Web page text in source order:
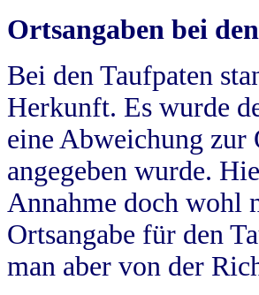
Ortsangaben bei
Bei den Taufpaten
Herkunft. Es wurde
eine Abweichung zur
angegeben wurde.
Annahme doch wohl
Ortsangabe für den
man aber von der